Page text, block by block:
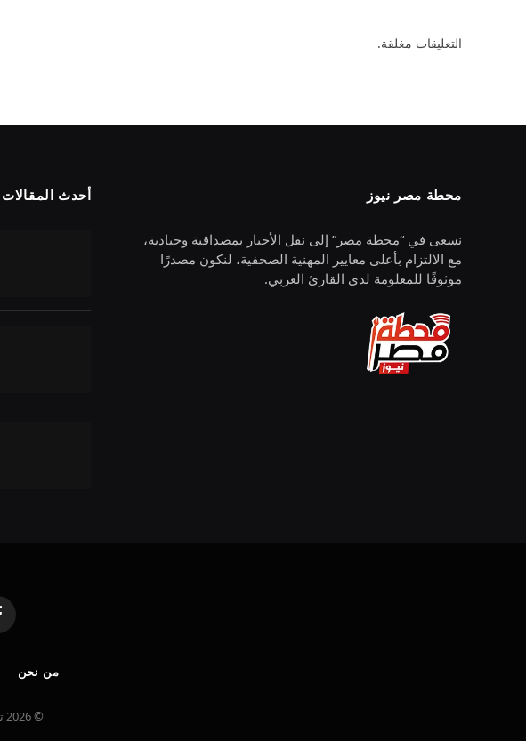
التعليقات مغلقة.
محطة مصر نيوز
نسعى في “محطة مصر” إلى نقل الأخبار بمصداقية وحيادية،
مع الالتزام بأعلى معايير المهنية الصحفية، لنكون مصدرًا
موثوقًا للمعلومة لدى القارئ العربي.
أحدث المقالات
من نحن
© 2026 تصميم وتنفيذ